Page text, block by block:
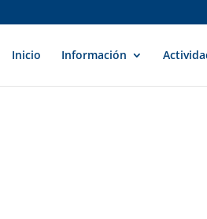
Inicio Información